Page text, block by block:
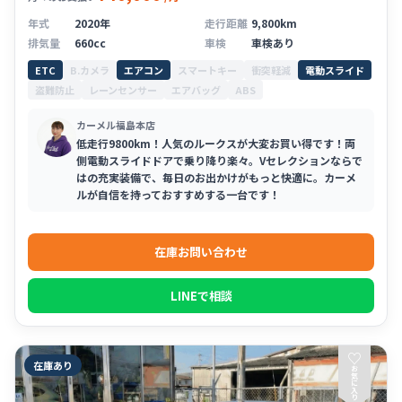
年式
2020年 走行距離 9,800km
排気量
660cc 車検 車検あり
ETC B.カメラ エアコン スマートキー 衝突軽減
電動スライド
盗難防止
レーンセンサー エアバッグ ABS
カーメル福島本店
低走行9800km！人気のルークスが大変お買い得です！両
側電動スライドドアで乗り降り楽々。Vセレクションならで
はの充実装備で、毎日のお出かけがもっと快適に。カーメ
ルが自信を持っておすすめする一台です！
在庫お問い合わせ
LINEで相談
在庫あり ♡
お
気
に
入
り